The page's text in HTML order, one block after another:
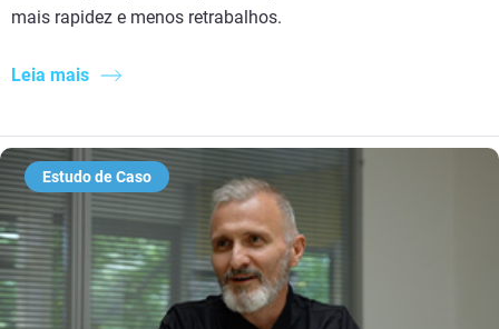
mais rapidez e menos retrabalhos.
Leia mais
Estudo de Caso